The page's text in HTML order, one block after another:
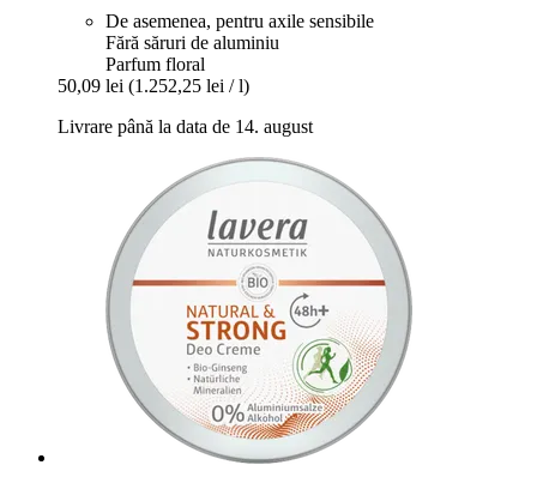
De asemenea, pentru axile sensibile
Fără săruri de aluminiu
Parfum floral
50,09 lei (1.252,25 lei / l)
Livrare până la data de 14. august